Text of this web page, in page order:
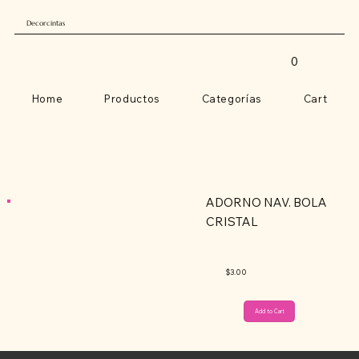
Decorcintas
Home Productos Categorías Cart
0
Add to Cart
ADORNO NAV. BOLA
CRISTAL
$3.00